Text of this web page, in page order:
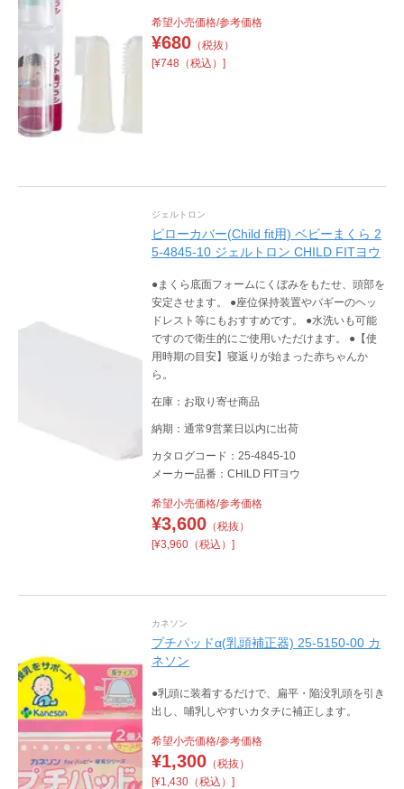
希望小売価格/参考価格
¥680（税抜）
[¥748（税込）]
ジェルトロン
ピローカバー(Child fit用) ベビーまくら 2
5-4845-10 ジェルトロン CHILD FITヨウ
●まくら底面フォームにくぼみをもたせ、頭部を
安定させます。 ●座位保持装置やバギーのヘッ
ドレスト等にもおすすめです。 ●水洗いも可能
ですので衛生的にご使用いただけます。 ●【使
用時期の目安】寝返りが始まった赤ちゃんか
ら。
在庫：お取り寄せ商品
納期：通常9営業日以内に出荷
カタログコード：25-4845-10
メーカー品番：CHILD FITヨウ
希望小売価格/参考価格
¥3,600（税抜）
[¥3,960（税込）]
カネソン
プチパッドα(乳頭補正器) 25-5150-00 カ
ネソン
●乳頭に装着するだけで、扁平・陥没乳頭を引き
出し、哺乳しやすいカタチに補正します。
希望小売価格/参考価格
¥1,300（税抜）
[¥1,430（税込）]